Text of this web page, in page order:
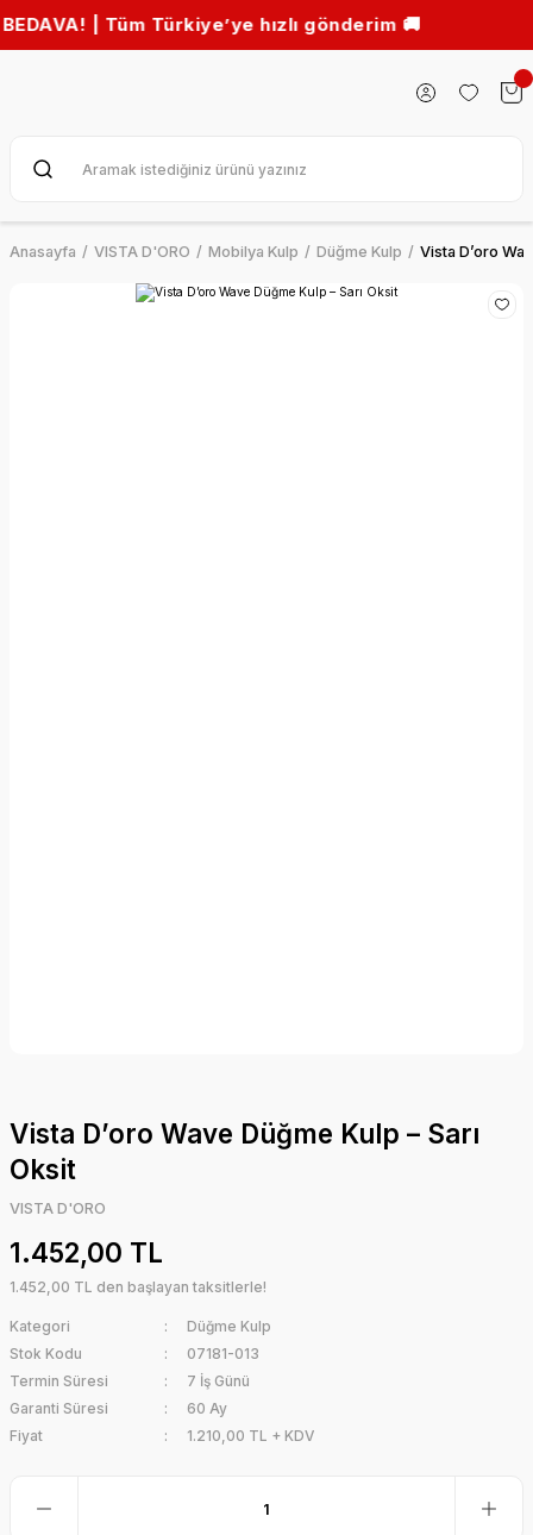
| Tüm Türkiye’ye hızlı gönderim 🚚
Anasayfa VISTA D'ORO Mobilya Kulp Düğme Kulp Vista D’oro
Vista D’oro Wave Düğme Kulp – Sarı
Oksit
VISTA D'ORO
1.452,00 TL
1.452,00 TL den başlayan taksitlerle!
Kategori
Düğme Kulp
Stok Kodu
07181-013
Termin Süresi
7 İş Günü
Garanti Süresi
60 Ay
Fiyat
1.210,00 TL + KDV